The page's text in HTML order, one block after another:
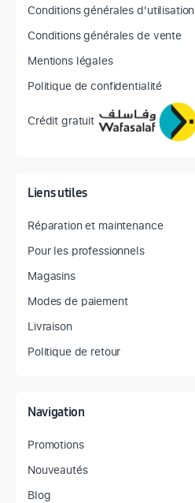
Conditions générales d'utilisation
Conditions générales de vente
Mentions légales
Politique de confidentialité
Crédit gratuit
Liens utiles
Réparation et maintenance
Pour les professionnels
Magasins
Modes de paiement
Livraison
Politique de retour
Navigation
Promotions
Nouveautés
Blog